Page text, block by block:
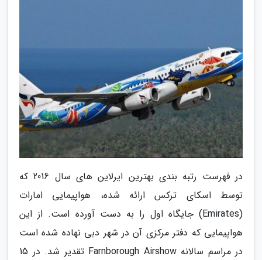
در فهرست رتبه بندی بهترین ایرلاین های سال 2016 که
توسط اسکای ترکس ارائه شده، هواپیمایی امارات
(Emirates) جایگاه اول را به دست آورده است. از این
هواپیمایی که دفتر مرکزی آن در شهر دبی نهاده شده است
در مراسم سالانه Farnborough Airshow تقدیر شد. در 15